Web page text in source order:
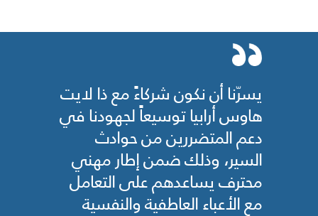
يسرّنا أن نكون شركاءً مع ذا لايت
هاوس أرابيا توسيعاً لجهودنا في
دعم المتضررين من حوادث
السير، وذلك ضمن إطار مهني
محترف يساعدهم على التعامل
مع الأعباء العاطفية والنفسية